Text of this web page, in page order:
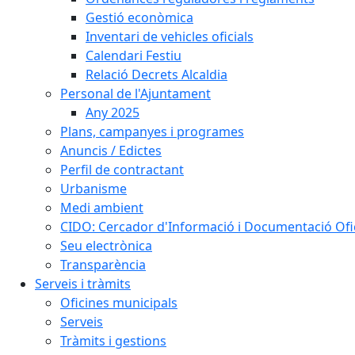
Gestió econòmica
Inventari de vehicles oficials
Calendari Festiu
Relació Decrets Alcaldia
Personal de l'Ajuntament
Any 2025
Plans, campanyes i programes
Anuncis / Edictes
Perfil de contractant
Urbanisme
Medi ambient
CIDO: Cercador d'Informació i Documentació
Seu electrònica
Transparència
Serveis i tràmits
Oficines municipals
Serveis
Tràmits i gestions